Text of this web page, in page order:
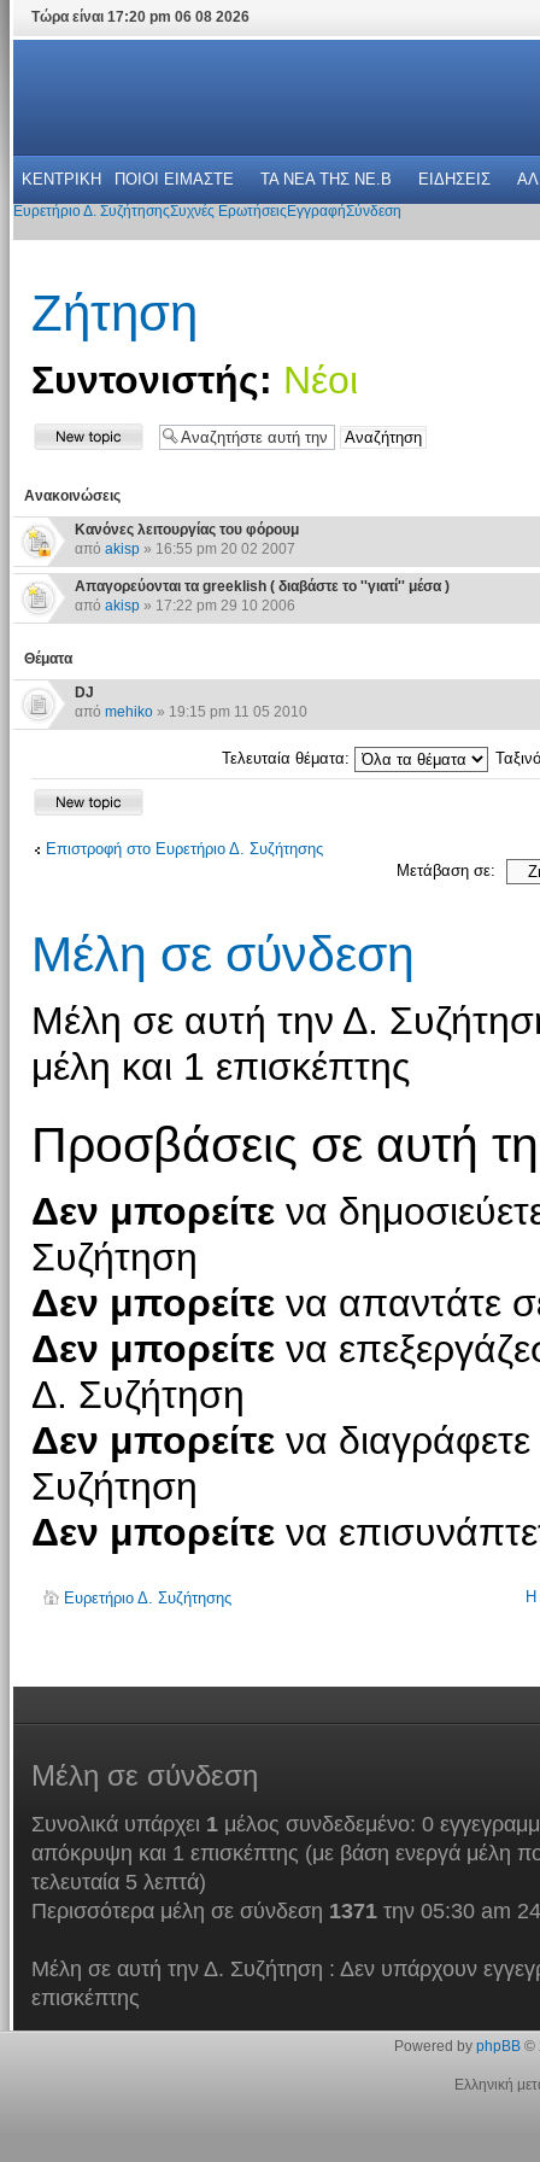
Τώρα είναι 17:20 pm 06 08 2026
ΚΕΝΤΡΙΚΗ ΠΟΙΟΙ ΕΙΜΑΣΤΕ ΤΑ ΝΕΑ THΣ NE.B ΕΙΔΗΣΕΙΣ
Ευρετήριο Δ. ΣυζήτησηςΣυχνές Ερωτήσεις ΕγγραφήΣύνδεση
Ζήτηση
Συντονιστής: Νέοι
Ανακοινώσεις
Κανόνες λειτουργίας του φόρουμ
από akisp» 16:55 pm 20 02 2007
Απαγορεύονται τα greeklish ( διαβάστε το ''γιατί'' μέσα )
από akisp» 17:22 pm 29 10 2006
Θέματα
DJ
από mehiko» 19:15 pm 11 05 2010
Τελευταία θέματα:
Επιστροφή στο Ευρετήριο Δ. Συζήτησης
Μετάβαση σε:
Μέλη σε σύνδεση
Μέλη σε αυτή την Δ.
μέλη και 1 επισκέπτης
Προσβάσεις σε αυτή
Δεν μπορείτενα
Συζήτηση
Δεν μπορείτενα απαντάτε
Δεν μπορείτενα
Δ. Συζήτηση
Δεν μπορείτενα διαγράφετε
Συζήτηση
Δεν μπορείτενα
Ευρετήριο Δ. Συζήτησης Η
Μέλη σε σύνδεση
Συνολικά υπάρχει 1μέλος συνδεδεμένο: 0
απόκρυψη και 1 επισκέπτης (με βάση ενεργά μέλη
τελευταία 5 λεπτά)
Περισσότερα μέλη σε σύνδεση 1371την 05:30 am
Μέλη σε αυτή την Δ. Συζήτηση : Δεν υπάρχουν
επισκέπτης
Powered by phpBB©
Ελληνική